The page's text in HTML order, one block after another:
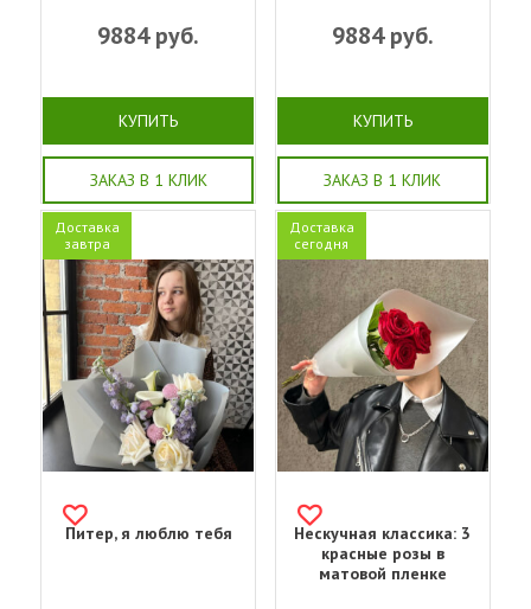
9884руб.
КУПИТЬ
ЗАКАЗ В 1 КЛИК
9884руб.
КУПИТЬ
ЗАКАЗ В 1 КЛИК
Доставка
завтра
Питер, я люблю тебя
Доставка
сегодня
Нескучная классика: 3
красные розы в
матовой пленке